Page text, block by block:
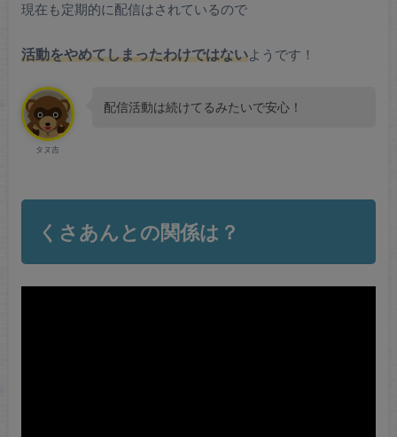
現在も定期的に配信はされているので
活動をやめてしまったわけではないようです！
タヌ吉
配信活動は続けてるみたいで安心！
くさあんとの関係は？